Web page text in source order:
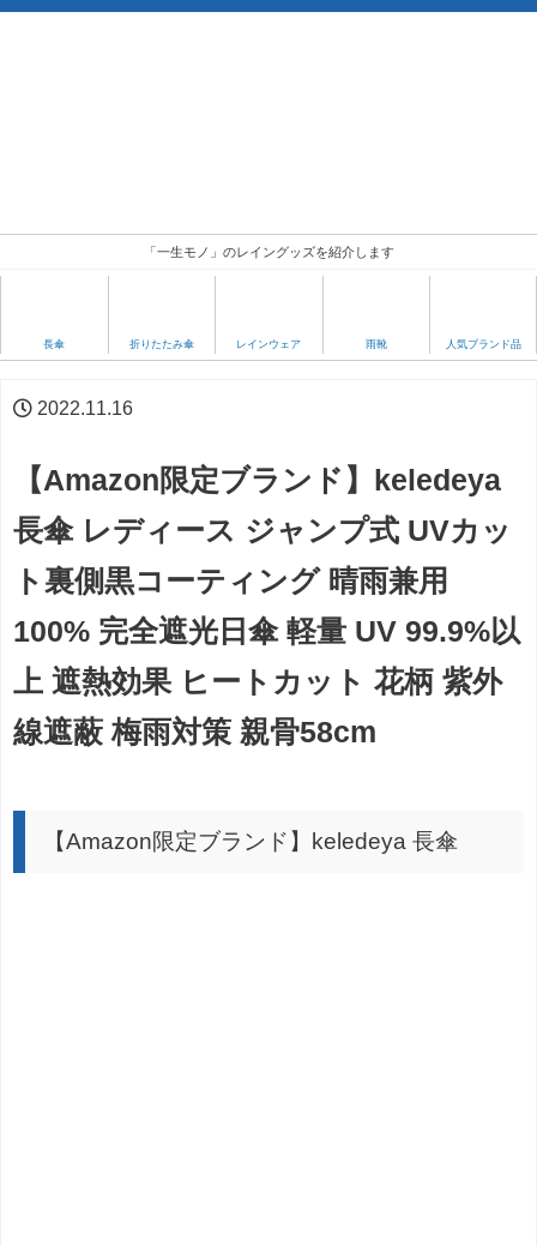
「一生モノ」のレイングッズを紹介します
長傘 折りたたみ傘 レインウェア 雨靴 人気ブランド品
2022.11.16
【Amazon限定ブランド】keledeya
長傘 レディース ジャンプ式 UVカッ
ト裏側黒コーティング 晴雨兼用
100% 完全遮光日傘 軽量 UV 99.9%以
上 遮熱効果 ヒートカット 花柄 紫外
線遮蔽 梅雨対策 親骨58cm
【Amazon限定ブランド】keledeya 長傘